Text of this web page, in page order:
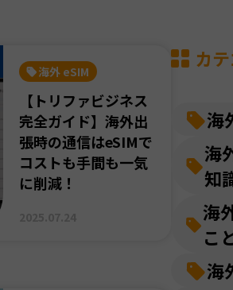
海外 eSIM
【トリファビジネス
完全ガイド】海外出
張時の通信はeSIMで
コストも手間も一気
に削減！
カ
海
海
知
海
こ
海